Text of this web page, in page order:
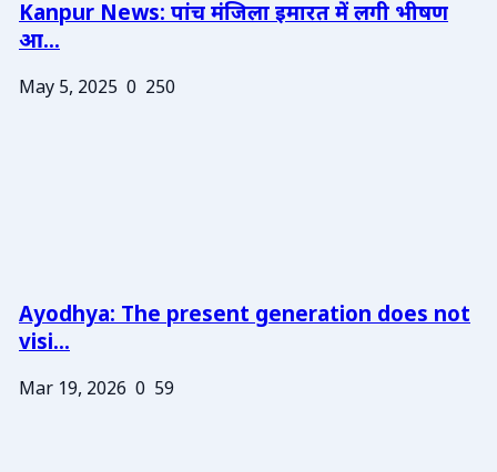
Kanpur News: पांच मंजिला इमारत में लगी भीषण
आ...
May 5, 2025 0 250
Ayodhya: The present generation does not
visi...
Mar 19, 2026 0 59